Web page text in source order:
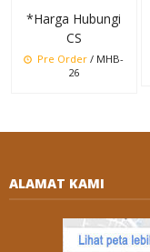
*Harga Hubungi
CS
Pre Order / MHB-
26
ALAMAT KAMI